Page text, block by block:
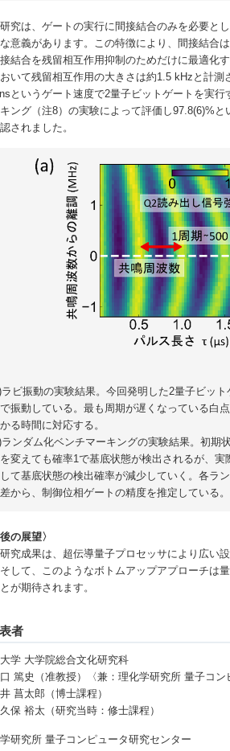
究は、ゲートの実行に間接結合のみを必要と
意義があります。この特徴により、間接結合
結合を残留相互作用抑制のためだけに最適化
いて残留相互作用の大きさは約1.5 kHzと計
というゲート速度で2量子ビットゲートを実
ング（注8）の実験によって評価し97.8(6)%
されました。
ラビ振動の実験結果。今回発明した2量子ビッ
振動している。最も周期が遅くなっている白
る時間に対応する。
ランダム化ベンチマーキングの実験結果。初期
変えても確率1で基底状態が検出されるが、
て基底状態の検出確率が減少していく。各ラ
から、制御位相ゲートの精度を推定している。
後の展望〉
究成果は、超伝導量子プロセッサにより広い
して、このようなボトムアップアプローチは
が期待されます。
者
学 大学院総合文化研究科
篤史（准教授）〈兼：理化学研究所 量子コ
菖太郎（博士課程）
保 裕太（研究当時：修士課程）
研究所 量子コンピュータ研究センター